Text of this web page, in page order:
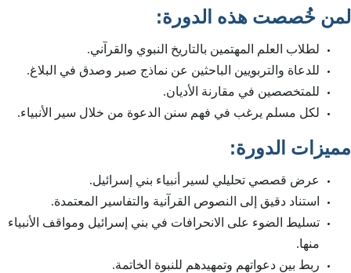
لمن خُصصت هذه الدورة:
لطلاب العلم المهتمين بالتاريخ النبوي والقرآني.
للدعاة والتربويين الباحثين عن نماذج صبر وصدق في البلاغ.
للمتخصصين في مقارنة الأديان.
لكل مسلم يرغب في فهم سنن الدعوة من خلال سير الأنبياء.
مميزات الدورة:
عرض قصصي تحليلي لسير أنبياء بني إسرائيل.
استناد دقيق إلى النصوص القرآنية والتفاسير المعتمدة.
تسليط الضوء على الانحرافات في بني إسرائيل ومواقف الأنبياء
منها.
ربط بين دعواتهم وتمهيدهم للنبوة الخاتمة.